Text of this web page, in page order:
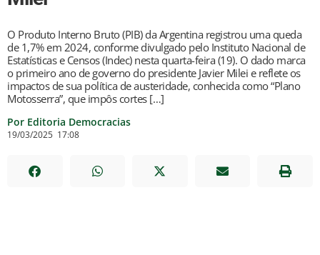
O Produto Interno Bruto (PIB) da Argentina registrou uma queda
de 1,7% em 2024, conforme divulgado pelo Instituto Nacional de
Estatísticas e Censos (Indec) nesta quarta-feira (19). O dado marca
o primeiro ano de governo do presidente Javier Milei e reflete os
impactos de sua política de austeridade, conhecida como “Plano
Motosserra”, que impôs cortes […]
Por Editoria Democracias
19/03/2025 17:08